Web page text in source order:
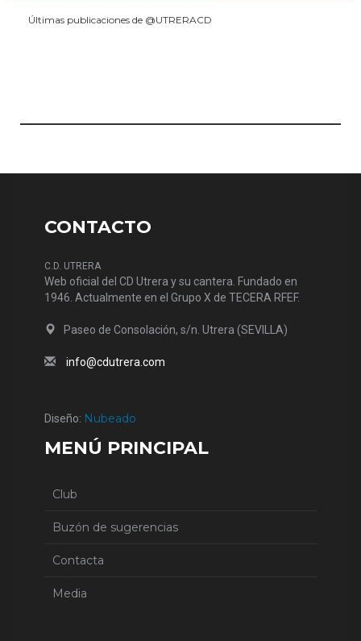
Últimas publicaciones de @UTRERACD
CONTACTO
C.D. UTRERA
Web oficial del CD Utrera y su cantera. Fundado en
1946. Actualmente en el Grupo X de TECERA RFEF.
Paseo de Consolación, s/n. Utrera (SEVILLA)
info@cdutrera.com
Diseño: Nubeado
MENÚ PRINCIPAL
Club
Buzón de sugerencias
Contacta
Media